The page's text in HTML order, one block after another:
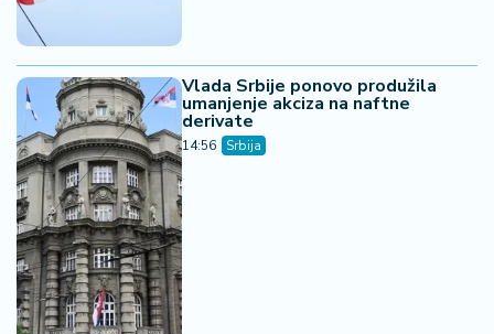
Vlada Srbije ponovo produžila
umanjenje akciza na naftne
derivate
14:56 Srbija